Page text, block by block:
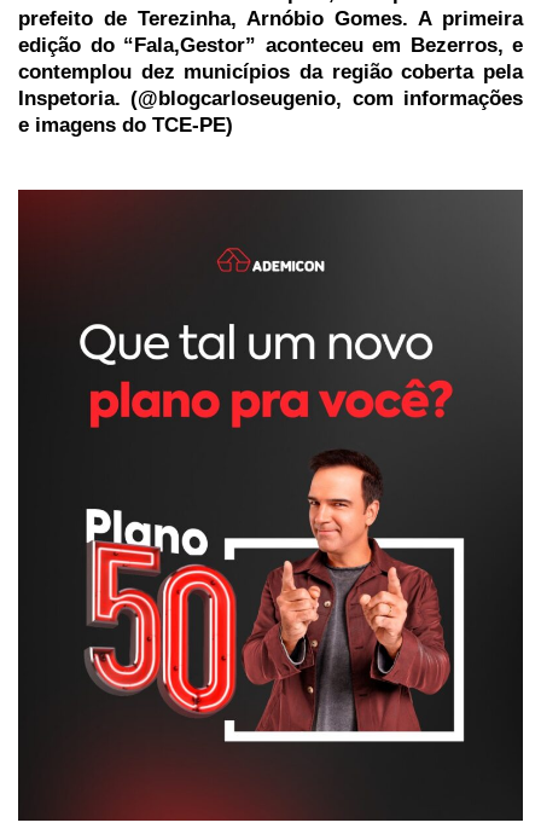
prefeito de Terezinha, Arnóbio Gomes. A primeira
edição do “Fala,Gestor” aconteceu em Bezerros, e
contemplou dez municípios da região coberta pela
Inspetoria. (@blogcarloseugenio, com informações
e imagens do TCE-PE)